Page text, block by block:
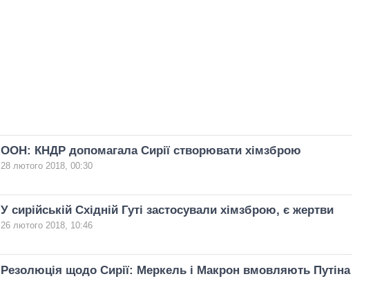
ООН: КНДР допомагала Сирії створювати хімзброю
28 лютого 2018, 00:30
У сирійській Східній Гуті застосували хімзброю, є жертви
26 лютого 2018, 10:46
Резолюція щодо Сирії: Меркель і Макрон вмовляють Путіна